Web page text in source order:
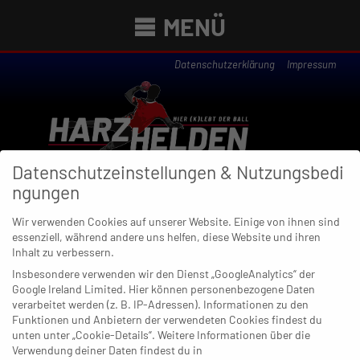
MENÜ
Datenschutzerklärung Impressum
Newsübersicht
25. JANUAR 2026
Null Chance: Ratingen prallt am
Spitzenreiter ab
Datenschutzeinstellungen & Nutzungsbedi
ngungen
Wir verwenden Cookies auf unserer Website. Einige von ihnen sind
essenziell, während andere uns helfen, diese Website und ihren
Inhalt zu verbessern.
Insbesondere verwenden wir den Dienst „GoogleAnalytics“ der
Google Ireland Limited. Hier können personenbezogene Daten
verarbeitet werden (z. B. IP-Adressen). Informationen zu den
Funktionen und Anbietern der verwendeten Cookies findest du
unten unter „Cookie-Details“. Weitere Informationen über die
Verwendung deiner Daten findest du in